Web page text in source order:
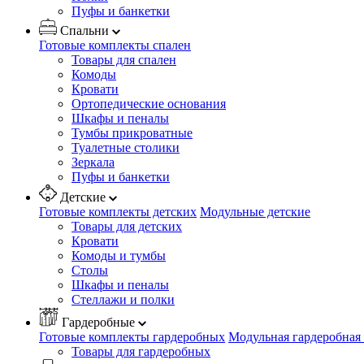
Пуфы и банкетки
Спальни
Готовые комплекты спален
Товары для спален
Комоды
Кровати
Ортопедические основания
Шкафы и пеналы
Тумбы прикроватные
Туалетные столики
Зеркала
Пуфы и банкетки
Детские
Готовые комплекты детских Модульные детские
Товары для детских
Кровати
Комоды и тумбы
Столы
Шкафы и пеналы
Стеллажи и полки
Гардеробные
Готовые комплекты гардеробных Модульная
Товары для гардеробных